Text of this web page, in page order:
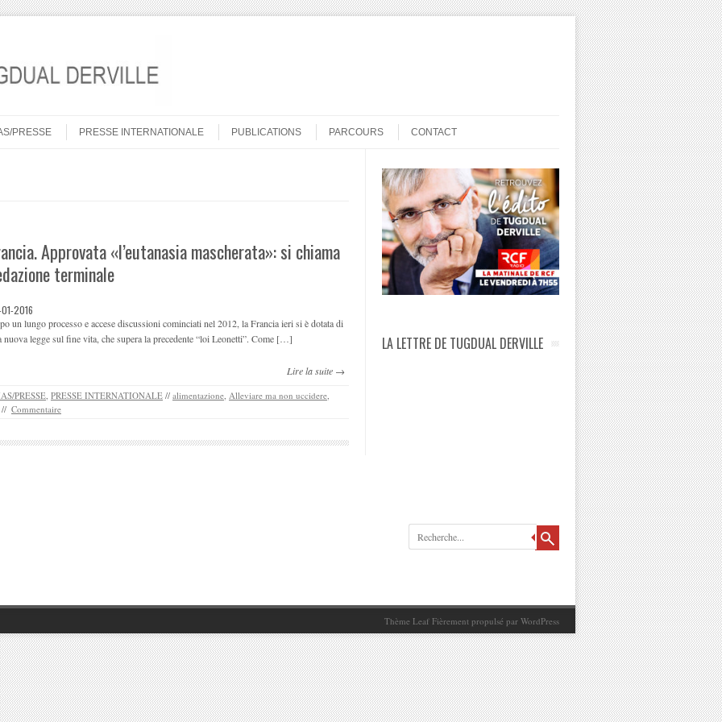
PRESSE PRESSE INTERNATIONALE PUBLICATIONS PARCOURS CONTACT
Approvata «l’eutanasia mascherata»: si chiama
terminale
2016
un lungo processo e accese discussioni cominciati nel 2012, la Francia ieri si è dotata di
nuova legge sul fine vita, che supera la precedente “loi Leonetti”. Come […]
Lire la suite →
PRESSE PRESSE INTERNATIONALE // alimentazione Alleviare ma non uccidere
// Commentaire
LA LETTRE DE TUGDUAL DERVILLE
Recherche
Thème Leaf Fièrement propulsé par WordPress